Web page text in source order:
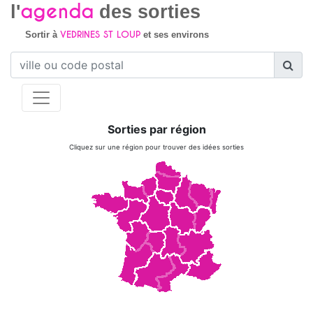
l'agenda des sorties
Sortir à VEDRINES ST LOUPet ses environs
Sorties par région
Cliquez sur une région pour trouver des idées sorties